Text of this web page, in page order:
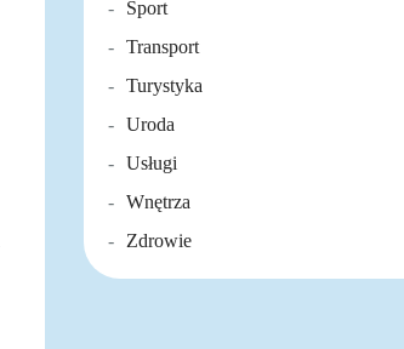
Sport
Transport
Turystyka
Uroda
Usługi
Wnętrza
Zdrowie